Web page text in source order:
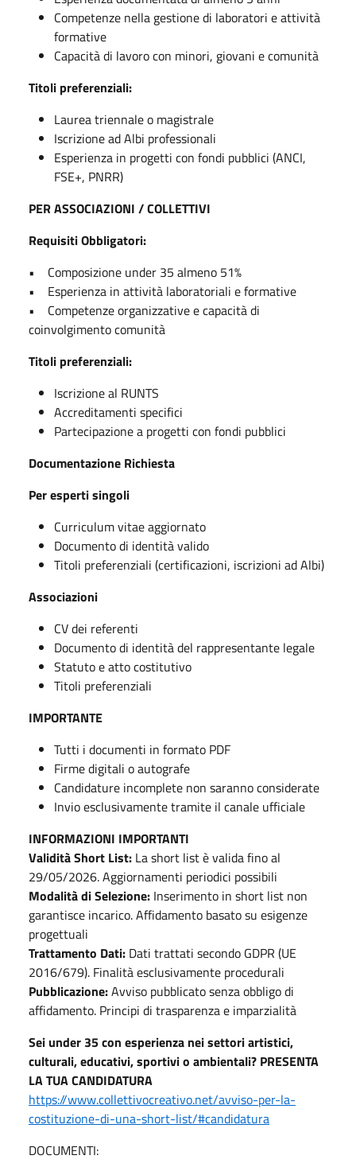
Competenze nella gestione di laboratori e attività
formative
Capacità di lavoro con minori, giovani e comunità
Titoli preferenziali:
Laurea triennale o magistrale
Iscrizione ad Albi professionali
Esperienza in progetti con fondi pubblici (ANCI,
FSE+, PNRR)
PER ASSOCIAZIONI / COLLETTIVI
Requisiti Obbligatori:
• Composizione under 35 almeno 51%
• Esperienza in attività laboratoriali e formative
• Competenze organizzative e capacità di
coinvolgimento comunità
Titoli preferenziali:
Iscrizione al RUNTS
Accreditamenti specifici
Partecipazione a progetti con fondi pubblici
Documentazione Richiesta
Per esperti singoli
Curriculum vitae aggiornato
Documento di identità valido
Titoli preferenziali (certificazioni, iscrizioni ad Albi)
Associazioni
CV dei referenti
Documento di identità del rappresentante legale
Statuto e atto costitutivo
Titoli preferenziali
IMPORTANTE
Tutti i documenti in formato PDF
Firme digitali o autografe
Candidature incomplete non saranno considerate
Invio esclusivamente tramite il canale ufficiale
INFORMAZIONI IMPORTANTI
Validità Short List: La short list è valida fino al
29/05/2026. Aggiornamenti periodici possibili
Modalità di Selezione: Inserimento in short list non
garantisce incarico. Affidamento basato su esigenze
progettuali
Trattamento Dati: Dati trattati secondo GDPR (UE
2016/679). Finalità esclusivamente procedurali
Pubblicazione:Avviso pubblicato senza obbligo di
affidamento. Principi di trasparenza e imparzialità
Sei under 35 con esperienza nei settori artistici,
culturali, educativi, sportivi o ambientali? PRESENTA
LA TUA CANDIDATURA
https://www.collettivocreativo.net/avviso-per-la-
costituzione-di-una-short-list/#candidatura
DOCUMENTI: